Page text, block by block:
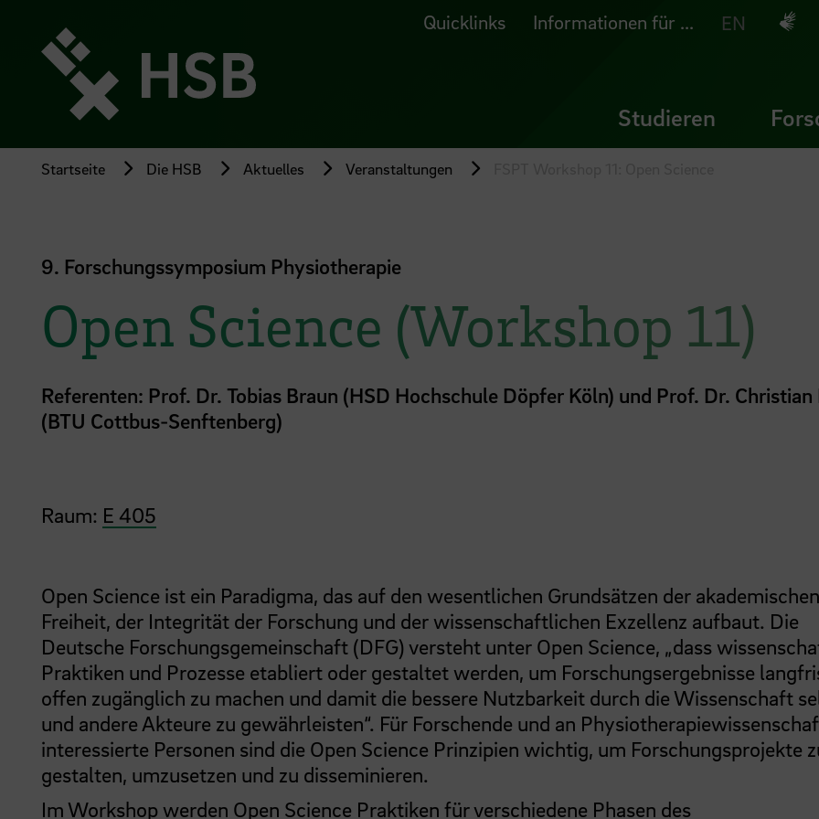
Seiteninhalt
springen
Quicklinks Informationen für ... EN
Studieren
Startseite Die HSB Aktuelles Veranstaltungen
9. Forschungssymposium Physiotherapie
Open Science (Workshop 11)
Referenten: Prof. Dr. Tobias Braun (HSD Hochschule Döpfer Köln) und Prof. Dr.
(BTU Cottbus-Senftenberg)
Raum: E 405
Open Science ist ein Paradigma, das auf den wesentlichen Grundsätzen der akademischen
Freiheit, der Integrität der Forschung und der wissenschaftlichen Exzellenz aufbaut. Die
Deutsche Forschungsgemeinschaft (DFG) versteht unter Open Science, „dass
Praktiken und Prozesse etabliert oder gestaltet werden, um Forschungsergebnisse
offen zugänglich zu machen und damit die bessere Nutzbarkeit durch die Wissenschaft
und andere Akteure zu gewährleisten“. Für Forschende und an
interessierte Personen sind die Open Science Prinzipien wichtig, um Forschungsprojekte
gestalten, umzusetzen und zu disseminieren.
Im Workshop werden Open Science Praktiken für verschiedene Phasen des